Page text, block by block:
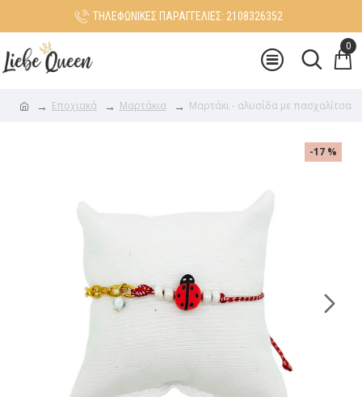
ΤΗΛΕΦΩΝΙΚΕΣ ΠΑΡΑΓΓΕΛΙΕΣ: 2108326352
0
Εποχιακά Μαρτάκια Μαρτάκι - αλυσίδα με πασχαλίτσα
-17 %